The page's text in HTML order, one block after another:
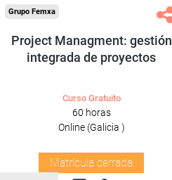
Grupo Femxa
Project Managment: gestión
integrada de proyectos
Curso Gratuito
60 horas
Online (Galicia )
Matrícula cerrada